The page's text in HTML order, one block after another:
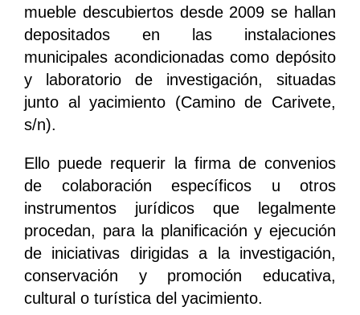
mueble descubiertos desde 2009 se hallan
depositados en las instalaciones
municipales acondicionadas como depósito
y laboratorio de investigación, situadas
junto al yacimiento (Camino de Carivete,
s/n).
Ello puede requerir la firma de convenios
de colaboración específicos u otros
instrumentos jurídicos que legalmente
procedan, para la planificación y ejecución
de iniciativas dirigidas a la investigación,
conservación y promoción educativa,
cultural o turística del yacimiento.